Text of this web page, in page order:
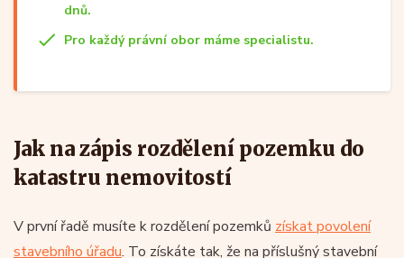
dnů.
Pro každý právní obor máme specialistu.
Jak na zápis rozdělení pozemku do
katastru nemovitostí
V první řadě musíte k rozdělení pozemků získat povolení
stavebního úřadu. To získáte tak, že na příslušný stavební